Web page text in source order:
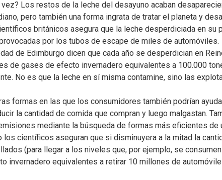
vez? Los restos de la leche del desayuno acaban
pero también una forma ingrata de tratar el planeta y
británicos asegura que la leche desperdiciada en su
por los tubos de escape de miles de automóviles.
de Edimburgo dicen que cada año se desperdician en
de gases de efecto invernadero equivalentes a 100.000
No es que la leche en sí misma contamine, sino las
formas en las que los consumidores también podrían
la cantidad de comida que compran y luego malgastan.
mediante la búsqueda de formas más eficientes
los científicos aseguran que si disminuyera a la mitad la
(para llegar a los niveles que, por ejemplo, se
invernadero equivalentes a retirar 10 millones de